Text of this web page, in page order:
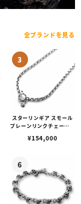
全ブランドを見る
スターリンギア スモール
プレーンリンクチェーン 6
¥154,000